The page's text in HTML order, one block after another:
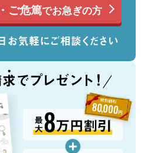
ご危篤でお急ぎの方